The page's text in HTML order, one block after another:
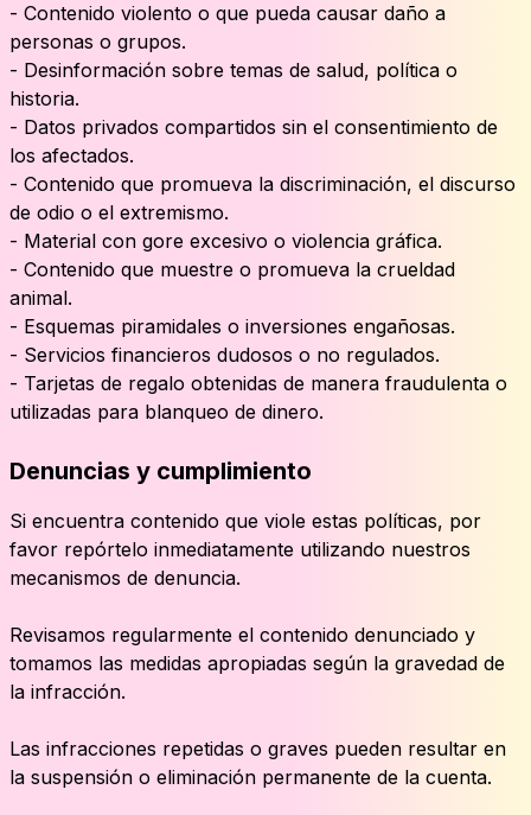
- Contenido violento o que pueda causar daño a
personas o grupos.
- Desinformación sobre temas de salud, política o
historia.
- Datos privados compartidos sin el consentimiento de
los afectados.
- Contenido que promueva la discriminación, el discurso
de odio o el extremismo.
- Material con gore excesivo o violencia gráfica.
- Contenido que muestre o promueva la crueldad
animal.
- Esquemas piramidales o inversiones engañosas.
- Servicios financieros dudosos o no regulados.
- Tarjetas de regalo obtenidas de manera fraudulenta o
utilizadas para blanqueo de dinero.
Denuncias y cumplimiento
Si encuentra contenido que viole estas políticas, por
favor repórtelo inmediatamente utilizando nuestros
mecanismos de denuncia.
Revisamos regularmente el contenido denunciado y
tomamos las medidas apropiadas según la gravedad de
la infracción.
Las infracciones repetidas o graves pueden resultar en
la suspensión o eliminación permanente de la cuenta.